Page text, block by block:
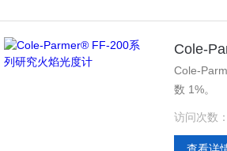
Cole-
Cole-
数 1%。
访问次数：